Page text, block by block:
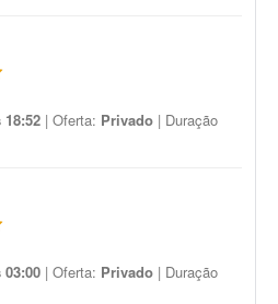
18:52 | Oferta: Privado | Duração
03:00 | Oferta: Privado | Duração